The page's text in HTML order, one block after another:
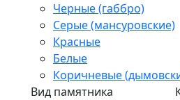
Черные (габбро)
Серые (мансуровские)
Красные
Белые
Коричневые
Вид памятника